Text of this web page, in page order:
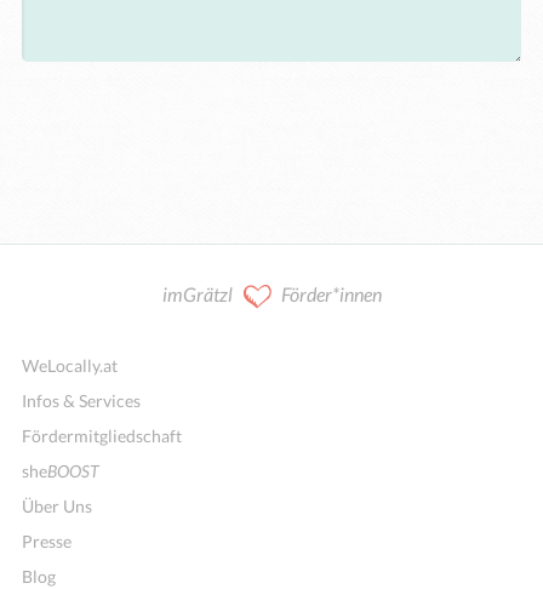
imGrätzl Förder*innen
WeLocally.at
Infos & Services
Fördermitgliedschaft
sheBOOST
Über Uns
Presse
Blog